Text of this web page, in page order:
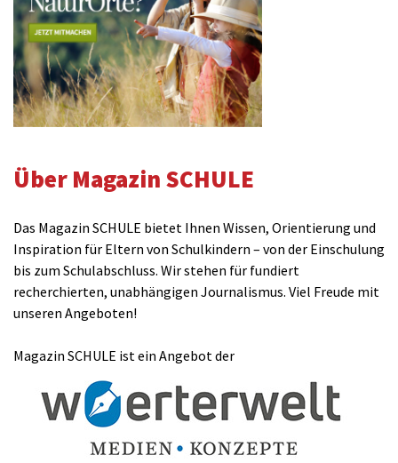
Über Magazin SCHULE
Das Magazin SCHULE bietet Ihnen Wissen, Orientierung und
Inspiration für Eltern von Schulkindern – von der Einschulung
bis zum Schulabschluss. Wir stehen für fundiert
recherchierten, unabhängigen Journalismus. Viel Freude mit
unseren Angeboten!
Magazin SCHULE ist ein Angebot der